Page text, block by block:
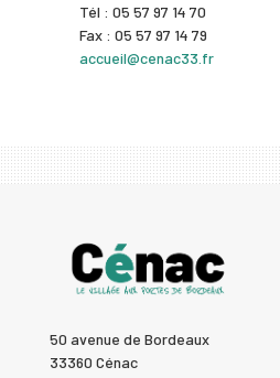
Tél : 05 57 97 14 70
Fax : 05 57 97 14 79
accueil@cenac33.fr
50 avenue de Bordeaux
33360 Cénac